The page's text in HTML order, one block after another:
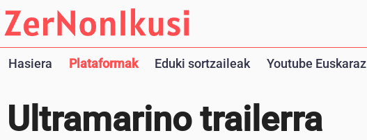
Hasiera Plataformak Eduki sortzaileak Youtube Euskaraz
Ultramarino trailerra